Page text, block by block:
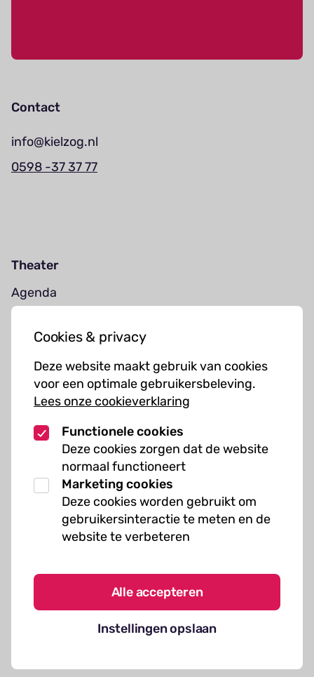
Cookies & privacy
Deze website maakt gebruik van cookies
voor een optimale gebruikersbeleving.
Lees onze cookieverklaring
Functionele cookies
Deze cookies zorgen dat de website
normaal functioneert
Marketing cookies
Deze cookies worden gebruikt om
gebruikersinteractie te meten en de
website te verbeteren
Alle accepteren
Instellingen opslaan
Contact
info@kielzog.nl
0598 -37 37 77
Theater
Agenda
Muziekcursussen
Kunst cursussen
Over ons
Organisatie
Werken bij Kielzog
Veelgestelde vragen
Algemene voorwaarden